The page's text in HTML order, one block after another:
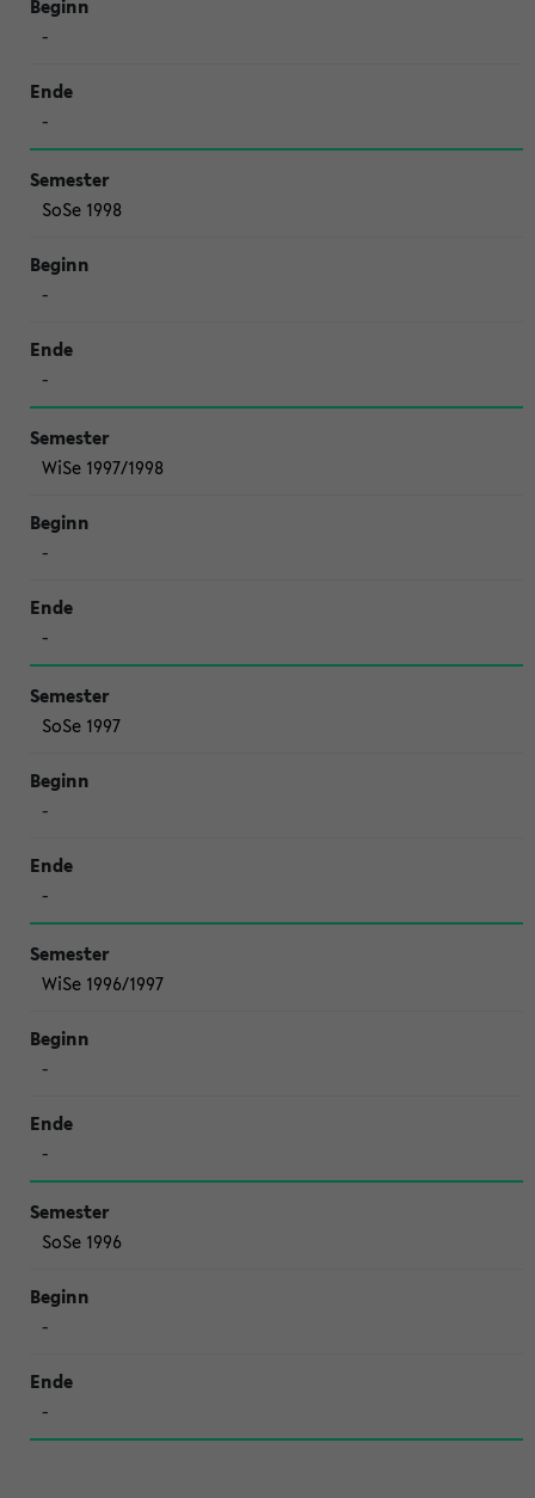
-
-
SoSe 1998
-
-
WiSe 1997/1998
-
-
SoSe 1997
-
-
WiSe 1996/1997
-
-
SoSe 1996
-
-